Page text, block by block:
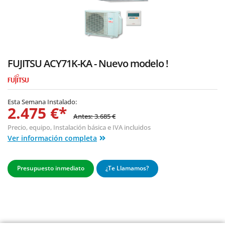
FUJITSU ACY71K-KA - Nuevo modelo !
Esta Semana Instalado:
2.475 €*
Antes: 3.685 €
Precio, equipo, Instalación básicae IVA incluidos
Ver información completa
Presupuesto inmediato ¿Te Llamamos?